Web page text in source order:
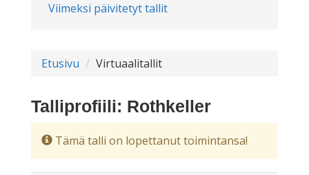
Viimeksi päivitetyt tallit
Etusivu Virtuaalitallit
Talliprofiili: Rothkeller
Tämä talli on lopettanut toimintansa!